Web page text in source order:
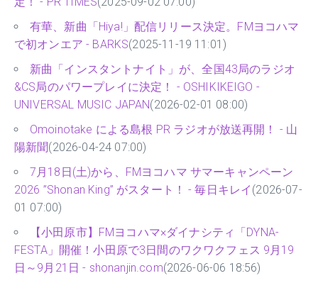
有華、新曲「Hiya!」配信リリース決定。FMヨコハマ
で初オンエア - BARKS(2025-11-19 11:01)
新曲「インスタントナイト」が、全国43局のラジオ
&CS局のパワープレイに決定！ - OSHIKIKEIGO -
UNIVERSAL MUSIC JAPAN(2026-02-01 08:00)
Omoinotake による島根 PR ラジオが放送再開！ - 山
陽新聞(2026-04-24 07:00)
7月18日(土)から、FMヨコハマ サマーキャンペーン
2026 ”Shonan King” がスタート！ - 毎日キレイ (2026-07-
01 07:00)
【小田原市】FMヨコハマ×ダイナシティ「DYNA-
FESTA」開催！小田原で3日間のワクワクフェス 9月19
日～9月21日 - shonanjin.com(2026-06-06 18:56)